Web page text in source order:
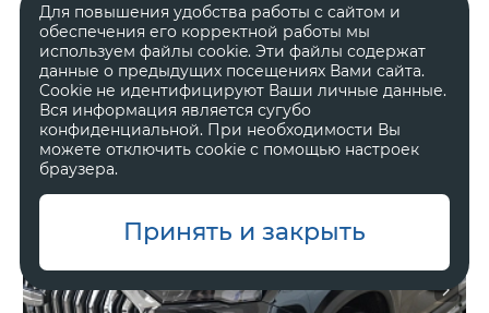
2 968 990 ₽ 3 993 990 ₽
Для повышения удобства работы с сайтом и
обеспечения его корректной работы мы
используем файлы cookie. Эти файлы содержат
данные о предыдущих посещениях Вами сайта.
Cookie не идентифицируют Ваши личные данные.
Вся информация является сугубо
конфиденциальной. При необходимости Вы
можете отключить cookie с помощью настроек
браузера.
Принять и закрыть